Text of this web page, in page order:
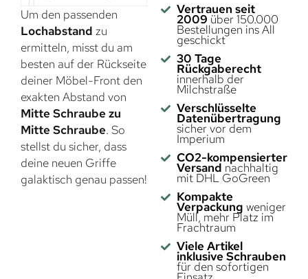
Um den passenden
Lochabstand zu
ermitteln, misst du am
besten auf der Rückseite
deiner Möbel-Front den
exakten Abstand von
Mitte Schraube zu
Mitte Schraube. So
stellst du sicher, dass
deine neuen Griffe
galaktisch genau passen!
Vertrauen seit
2009über 150.000
Bestellungen ins All
geschickt
30 Tage
Rückgaberecht
innerhalb der
Milchstraße
Verschlüsselte
Datenübertragung
sicher vor dem
Imperium
CO2-kompensierter
Versand nachhaltig
mit DHL GoGreen
Kompakte
Verpackung weniger
Müll, mehr Platz im
Frachtraum
Viele Artikel
inklusive Schrauben
für den sofortigen